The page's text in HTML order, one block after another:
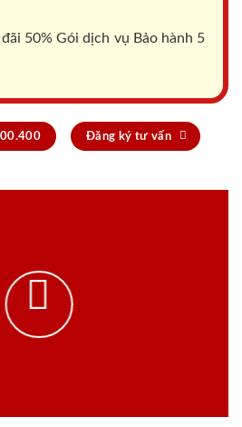
50% Gói dịch vụ Bảo hành 5
Đăng ký tư vấn